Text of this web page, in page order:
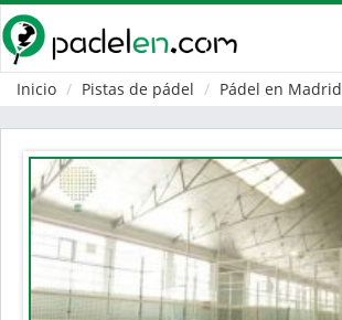
Inicio
Pistas de pádel Pádel en Madrid